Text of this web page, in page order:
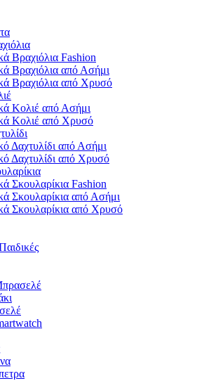
Βραχιόλια Fashion
Βραχιόλια από Ασήμι
Βραχιόλια από Χρυσό
Κολιέ από Ασήμι
Κολιέ από Χρυσό
Δαχτυλίδι από Ασήμι
Δαχτυλίδι από Χρυσό
Σκουλαρίκια Fashion
Σκουλαρίκια από Ασήμι
Σκουλαρίκια από Χρυσό